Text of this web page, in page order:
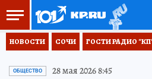
НОВОСТИ СОЧИ ГОСТИ РАДИО
ОБЩЕСТВО 28 мая 2026 8:45